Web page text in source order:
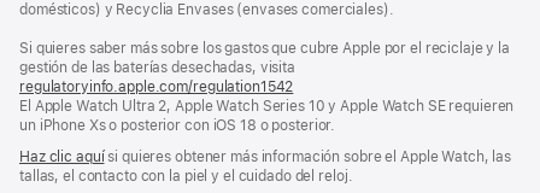
domésticos) y Recyclia Envases (envases comerciales).
Si quieres saber más sobre los gastos que cubre Apple por el reciclaje y la
gestión de las baterías desechadas, visita
regulatoryinfo.apple.com/regulation1542
abre
en
ventana
nueva)
El Apple Watch Ultra 2, Apple Watch Series 10 y Apple Watch SE requieren
un iPhone Xs o posterior con iOS 18 o posterior.
Haz clic aquísi quieres obtener más información sobre el Apple Watch, las
tallas, el contacto con la piel y el cuidado del reloj.